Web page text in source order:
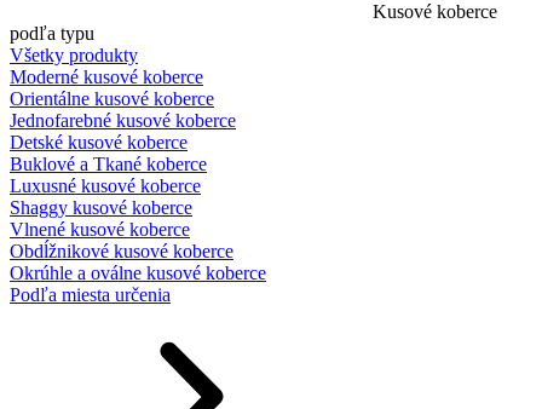
Kusové koberce
podľa typu
Všetky produkty
Moderné kusové koberce
Orientálne kusové koberce
Jednofarebné kusové koberce
Detské kusové koberce
Buklové a Tkané koberce
Luxusné kusové koberce
Shaggy kusové koberce
Vlnené kusové koberce
Obdĺžnikové kusové koberce
Okrúhle a oválne kusové koberce
Podľa miesta určenia